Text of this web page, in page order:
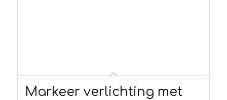
Markeer verlichting met